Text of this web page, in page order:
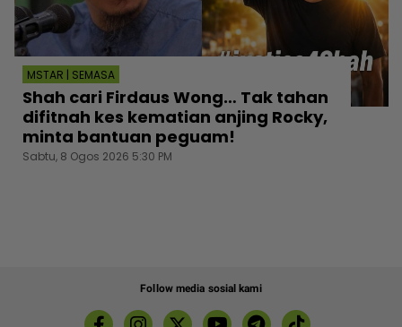
MSTAR | SEMASA
Shah cari Firdaus Wong… Tak tahan
difitnah kes kematian anjing Rocky,
minta bantuan peguam!
Sabtu, 8 Ogos 2026 5:30 PM
Follow media sosial kami